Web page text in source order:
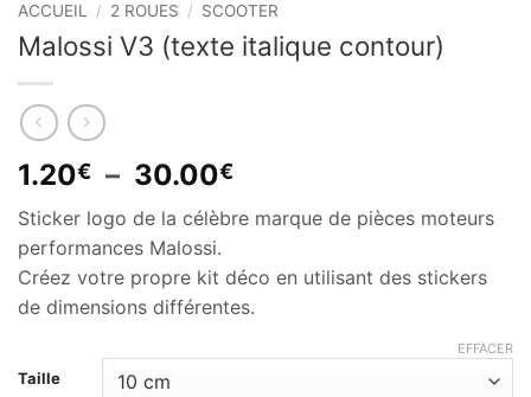
ACCUEIL / 2 ROUES / SCOOTER
Malossi V3 (texte italique contour)
1.20€ – 30.00€Plage
prix :
à
30.00€
Sticker logo de la célèbre marque de pièces moteurs
performances Malossi.
Créez votre propre kit déco en utilisant des stickers
de dimensions différentes.
Taille
EFFACER